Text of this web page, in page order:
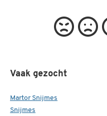
Vaak gezocht
Martor Snijmes
Snijmes